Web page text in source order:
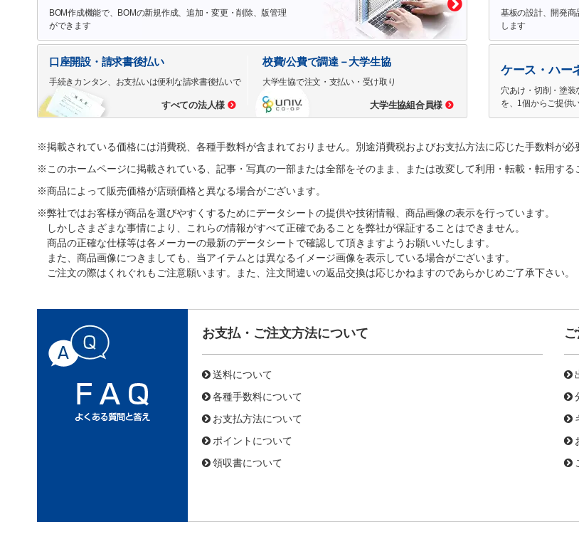
BOM作成機能で、BOMの新規作成、追加・変更・削除、版管理
ができます
口座開設・請求書後払い
手続きカンタン、お支払いは便利な請求書後払いで
すべての法人様
校費/公費で調達－大学生協
大学生協で注文・支払い・受け取り
大学生協組合員様
基板の設計、開発商
します
ケース・ハー
穴あけ・切削・塗
を、1個からご提供
※掲載されている価格には消費税、各種手数料が含まれておりません。別途消費税およびお支払方法に応じた手数料が必
※このホームページに掲載されている、記事・写真の一部または全部をそのまま、または改変して利用・転載・転用する
※商品によって販売価格が店頭価格と異なる場合がございます。
※弊社ではお客様が商品を選びやすくするためにデータシートの提供や技術情報、商品画像の表示を行っています。
しかしさまざまな事情により、これらの情報がすべて正確であることを弊社が保証することはできません。
商品の正確な仕様等は各メーカーの最新のデータシートで確認して頂きますようお願いいたします。
また、商品画像につきましても、当アイテムとは異なるイメージ画像を表示している場合がございます。
ご注文の際はくれぐれもご注意願います。また、注文間違いの返品交換は応じかねますのであらかじめご了承下さい。
お支払・ご注文方法について
送料について
各種手数料について
お支払方法について
ポイントについて
領収書について